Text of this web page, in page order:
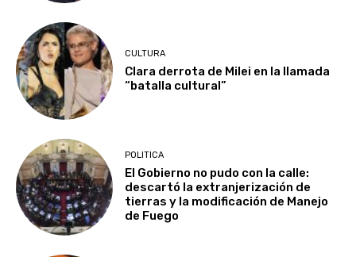
CULTURA
Clara derrota de Milei en la llamada
“batalla cultural”
POLITICA
El Gobierno no pudo con la calle:
descartó la extranjerización de
tierras y la modificación de Manejo
de Fuego